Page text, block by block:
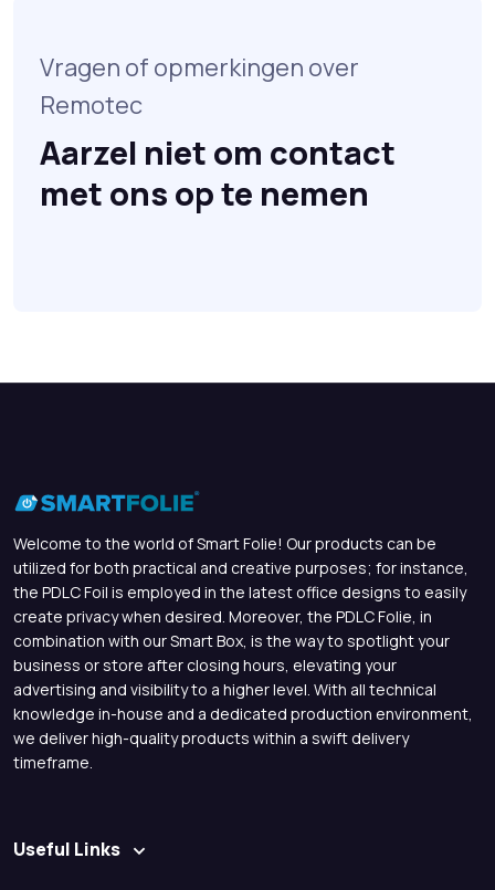
Vragen of opmerkingen over
Remotec
Aarzel niet om contact
met ons op te nemen
Welcome to the world of Smart Folie! Our products can be
utilized for both practical and creative purposes; for instance,
the PDLC Foil is employed in the latest office designs to easily
create privacy when desired. Moreover, the PDLC Folie, in
combination with our Smart Box, is the way to spotlight your
business or store after closing hours, elevating your
advertising and visibility to a higher level. With all technical
knowledge in-house and a dedicated production environment,
we deliver high-quality products within a swift delivery
timeframe.
Useful Links